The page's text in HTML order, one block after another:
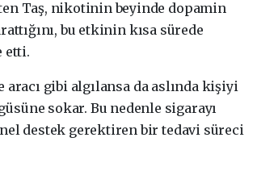
Taş, nikotinin beyinde dopamin
bu etkinin kısa sürede
etti.
aracı gibi algılansa da aslında kişiyi
sokar. Bu nedenle sigarayı
destek gerektiren bir tedavi süreci